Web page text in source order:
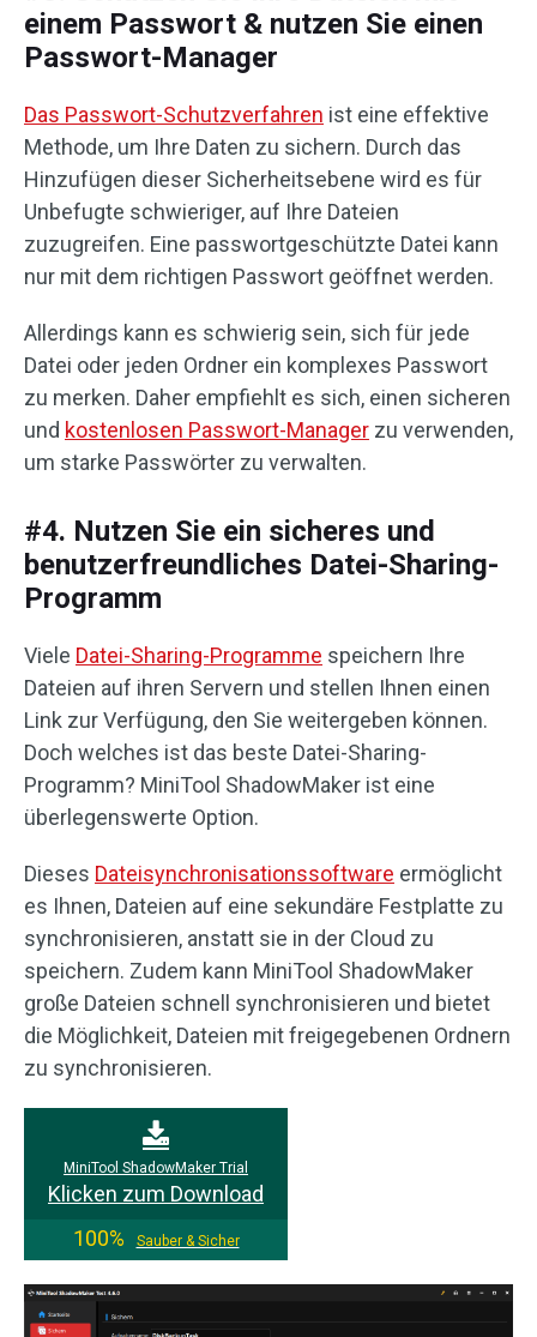
einem Passwort & nutzen Sie einen
Passwort-Manager
Das Passwort-Schutzverfahren ist eine effektive
Methode, um Ihre Daten zu sichern. Durch das
Hinzufügen dieser Sicherheitsebene wird es für
Unbefugte schwieriger, auf Ihre Dateien
zuzugreifen. Eine passwortgeschützte Datei kann
nur mit dem richtigen Passwort geöffnet werden.
Allerdings kann es schwierig sein, sich für jede
Datei oder jeden Ordner ein komplexes Passwort
zu merken. Daher empfiehlt es sich, einen sicheren
und kostenlosen Passwort-Manager zu verwenden,
um starke Passwörter zu verwalten.
#4. Nutzen Sie ein sicheres und
benutzerfreundliches Datei-Sharing-
Programm
Viele Datei-Sharing-Programme speichern Ihre
Dateien auf ihren Servern und stellen Ihnen einen
Link zur Verfügung, den Sie weitergeben können.
Doch welches ist das beste Datei-Sharing-
Programm? MiniTool ShadowMaker ist eine
überlegenswerte Option.
Dieses Dateisynchronisationssoftware ermöglicht
es Ihnen, Dateien auf eine sekundäre Festplatte zu
synchronisieren, anstatt sie in der Cloud zu
speichern. Zudem kann MiniTool ShadowMaker
große Dateien schnell synchronisieren und bietet
die Möglichkeit, Dateien mit freigegebenen Ordnern
zu synchronisieren.
MiniTool ShadowMaker Trial
Klicken zum Download
100%
Sauber & Sicher